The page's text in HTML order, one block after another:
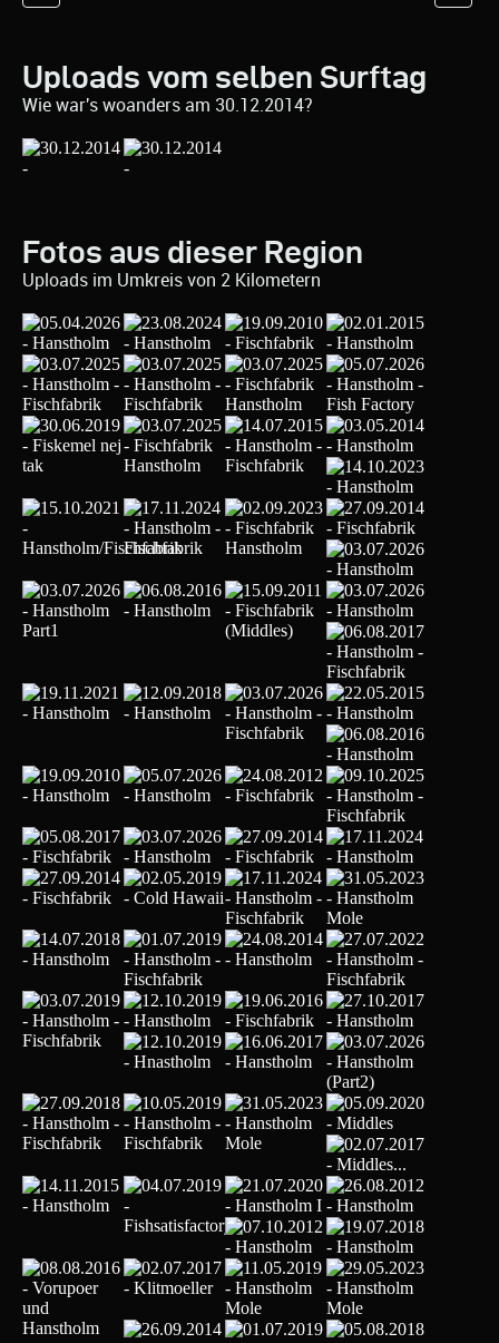
Uploads vom selben Surftag
Wie war's woanders am 30.12.2014?
Fotos aus dieser Region
Uploads im Umkreis von 2 Kilometern